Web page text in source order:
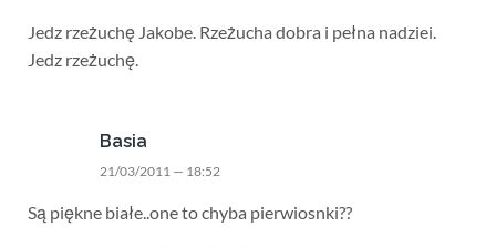
Jedz rzeżuchę Jakobe. Rzeżucha dobra i pełna nadziei.
Jedz rzeżuchę.
Basia
21/03/2011 — 18:52
Są piękne białe..one to chyba pierwiosnki??